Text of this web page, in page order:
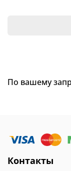
По вашему
Контакты